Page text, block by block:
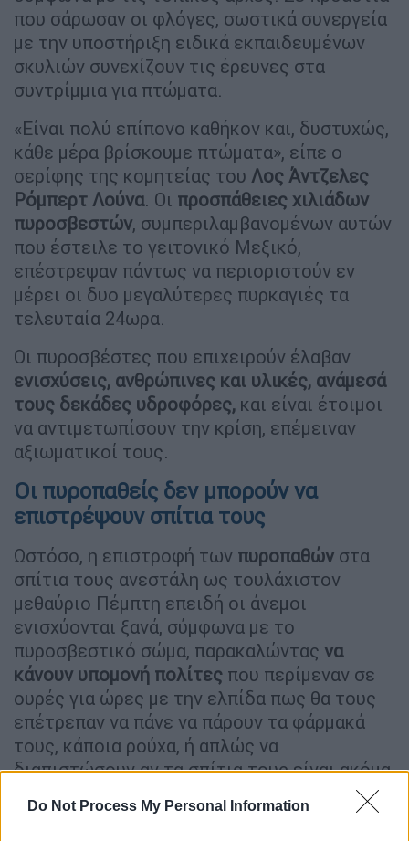
Do Not Process My Personal Information
που σάρωσαν οι φλόγες, σωστικά συνεργεία
με την υποστήριξη ειδικά εκπαιδευμένων
σκυλιών συνεχίζουν τις έρευνες στα
συντρίμμια για πτώματα.
«Είναι πολύ επίπονο καθήκον και, δυστυχώς,
κάθε μέρα βρίσκουμε πτώματα», είπε ο
σερίφης της κομητείας του Λος Άντζελες
Ρόμπερτ Λούνα. Οι προσπάθειες χιλιάδων
πυροσβεστών, συμπεριλαμβανομένων αυτών
που έστειλε το γειτονικό Μεξικό,
επέστρεψαν πάντως να περιοριστούν εν
μέρει οι δυο μεγαλύτερες πυρκαγιές τα
τελευταία 24ωρα.
Οι πυροσβέστες που επιχειρούν έλαβαν
ενισχύσεις, ανθρώπινες και υλικές, ανάμεσά
τους δεκάδες υδροφόρες, και είναι έτοιμοι
να αντιμετωπίσουν την κρίση, επέμειναν
αξιωματικοί τους.
Οι πυροπαθείς δεν μπορούν να
επιστρέψουν σπίτια τους
Ωστόσο, η επιστροφή των πυροπαθών στα
σπίτια τους ανεστάλη ως τουλάχιστον
μεθαύριο Πέμπτη επειδή οι άνεμοι
ενισχύονται ξανά, σύμφωνα με το
πυροσβεστικό σώμα, παρακαλώντας να
κάνουν υπομονή πολίτες που περίμεναν σε
ουρές για ώρες με την ελπίδα πως θα τους
επέτρεπαν να πάνε να πάρουν τα φάρμακά
τους, κάποια ρούχα, ή απλώς να
διαπιστώσουν αν τα σπίτια τους είναι ακόμα